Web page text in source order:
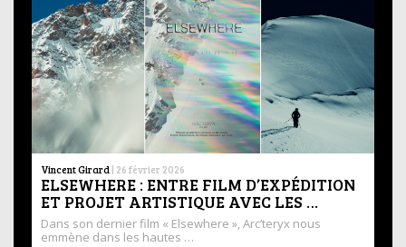
Vincent Girard | 26 février 2026
ELSEWHERE : ENTRE FILM D’EXPÉDITION
ET PROJET ARTISTIQUE AVEC LES …
Dans son dernier film « Elsewhere », Arc’teryx nous
emmène dans les hautes …